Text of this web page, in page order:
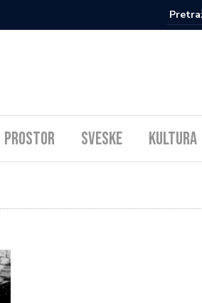
Prostor Sveske Kultura